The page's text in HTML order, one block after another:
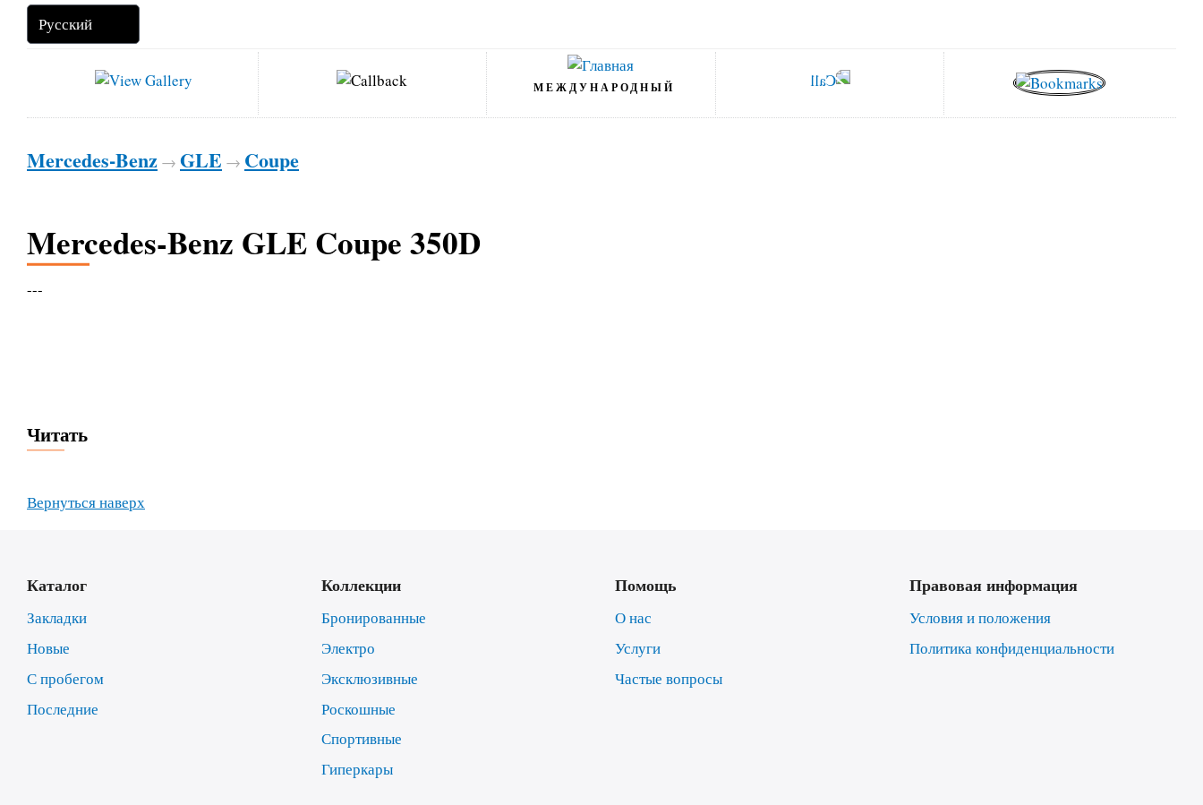
МЕЖДУНАРОДНЫЙ
Mercedes-Benz → GLE → Coupe
Mercedes-Benz GLE Coupe 350D
---
Читать
Вернуться наверх
Каталог
Закладки
Новые
С пробегом
Последние
Коллекции
Бронированные
Электро
Эксклюзивные
Роскошные
Спортивные
Гиперкары
Помощь
О нас
Услуги
Частые вопросы
Правовая информация
Условия и положения
Политика конфиденциальности